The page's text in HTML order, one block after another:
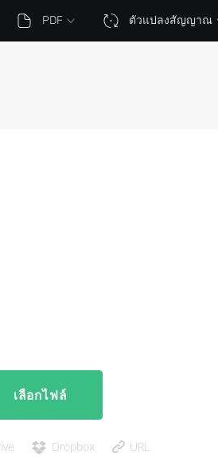
PDF ตัวแปลงสัญญาณ
เลือกไฟล์
Dropbox URL